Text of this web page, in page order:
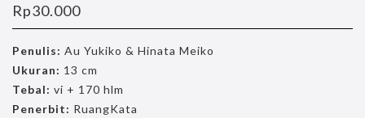
Rp30.000
Penulis: Au Yukiko & Hinata Meiko
Ukuran: 13 cm
Tebal: vi + 170 hlm
Penerbit: RuangKata